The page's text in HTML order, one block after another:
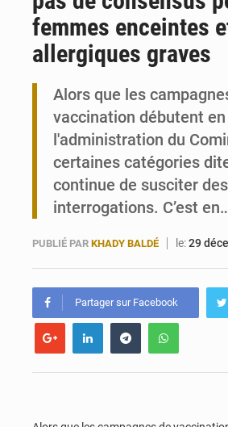
femmes enceintes
allergiques graves
Alors que les
vaccination débutent en
l'administration du
certaines catégories
continue de susciter des
interrogations. C’est
PUBLIÉ PAR KHADY BALDÉ le:29
Partager sur Facebook